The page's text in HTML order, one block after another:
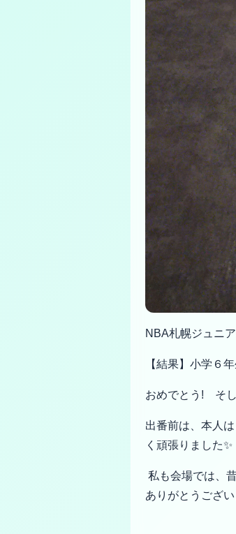
NBA札幌ジュニ
【結果】小学６
おめでとう! そし
出番前は、本人
く頑張りました✨
私も会場では、
ありがとうござ